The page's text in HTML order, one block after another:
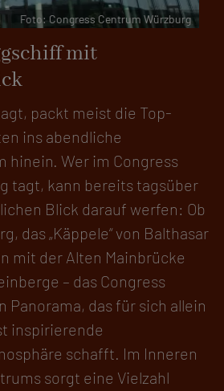
Foto: Congress Centrum Würzburg
mit
packt meist die Top-
ins abendliche
hinein. Wer im Congress
tagt, kann bereits tagsüber
Blick darauf werfen: Ob
das „Käppele“ von Balthasar
mit der Alten Mainbrücke
– das Congress
Panorama, das für sich allein
inspirierende
schafft. Im Inneren
sorgt eine Vielzahl